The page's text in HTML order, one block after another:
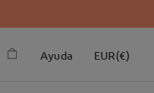
Ayuda EUR(€)